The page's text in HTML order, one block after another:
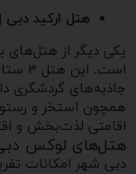
هتل ارکید دبی | Orchid Hotel
یکی دیگر از هتل‌های
است.
جاذبه‌های گردشگری
همچون استخر و
اقامتی لذت‌بخش و
هتل‌های لوکس
دبی شهر امکانات